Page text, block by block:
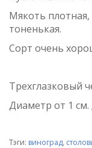
Мякоть плотная,
тоненькая.
Сорт очень
Трехглазковый
Диаметр от 1 см.
Тэги: виноград,